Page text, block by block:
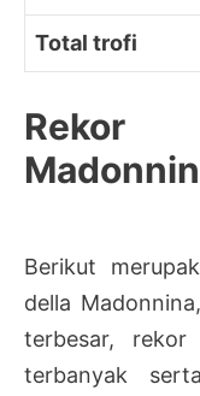
Total trofi
Berikut
della
terbesar,
terbanyak